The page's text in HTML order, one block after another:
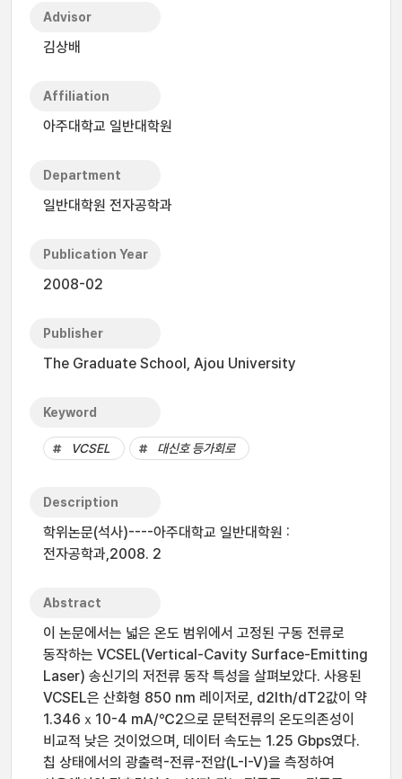
Advisor
김상배
Affiliation
아주대학교 일반대학원
Department
일반대학원 전자공학과
Publication Year
2008-02
Publisher
The Graduate School, Ajou University
Keyword
VCSEL 대신호 등가회로
Description
학위논문(석사)----아주대학교 일반대학원 :
전자공학과,2008. 2
Abstract
이 논문에서는 넓은 온도 범위에서 고정된 구동 전류로
동작하는 VCSEL(Vertical-Cavity Surface-Emitting
Laser) 송신기의 저전류 동작 특성을 살펴보았다. 사용된
VCSEL은 산화형 850 nm 레이저로, d2Ith/dT2값이 약
1.346ｘ10-4 mA/℃2으로 문턱전류의 온도의존성이
비교적 낮은 것이었으며, 데이터 속도는 1.25 Gbps였다.
칩 상태에서의 광출력-전류-전압(L-I-V)을 측정하여